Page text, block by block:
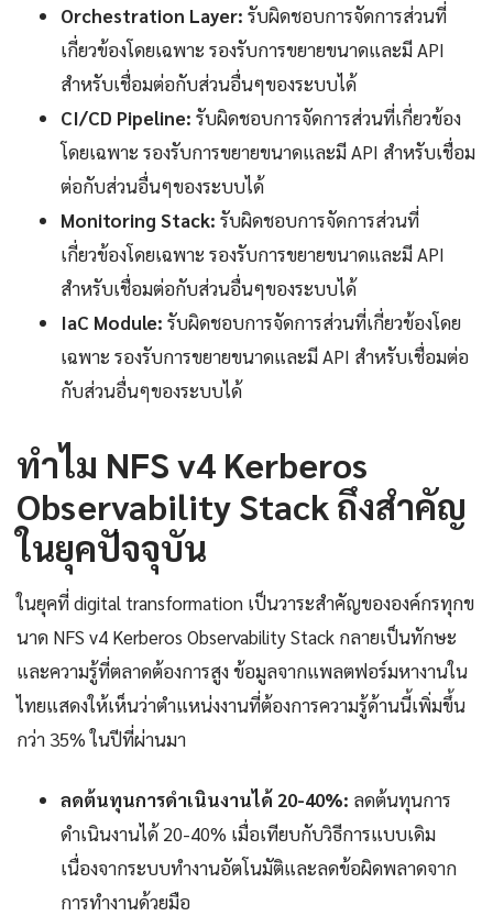
Orchestration Layer: รับผิดชอบการจัดการส่วนที่
เกี่ยวข้องโดยเฉพาะ รองรับการขยายขนาดและมี API
สำหรับเชื่อมต่อกับส่วนอื่นๆของระบบได้
CI/CD Pipeline: รับผิดชอบการจัดการส่วนที่เกี่ยวข้อง
โดยเฉพาะ รองรับการขยายขนาดและมี API สำหรับเชื่อม
ต่อกับส่วนอื่นๆของระบบได้
Monitoring Stack: รับผิดชอบการจัดการส่วนที่
เกี่ยวข้องโดยเฉพาะ รองรับการขยายขนาดและมี API
สำหรับเชื่อมต่อกับส่วนอื่นๆของระบบได้
IaC Module: รับผิดชอบการจัดการส่วนที่เกี่ยวข้องโดย
เฉพาะ รองรับการขยายขนาดและมี API สำหรับเชื่อมต่อ
กับส่วนอื่นๆของระบบได้
ทำไม NFS v4 Kerberos
Observability Stack ถึงสำคัญ
ในยุคปัจจุบัน
ในยุคที่ digital transformation เป็นวาระสำคัญขององค์กรทุกข
นาด NFS v4 Kerberos Observability Stack กลายเป็นทักษะ
และความรู้ที่ตลาดต้องการสูง ข้อมูลจากแพลตฟอร์มหางานใน
ไทยแสดงให้เห็นว่าตำแหน่งงานที่ต้องการความรู้ด้านนี้เพิ่มขึ้น
กว่า 35% ในปีที่ผ่านมา
ลดต้นทุนการดำเนินงานได้ 20-40%: ลดต้นทุนการ
ดำเนินงานได้ 20-40% เมื่อเทียบกับวิธีการแบบเดิม
เนื่องจากระบบทำงานอัตโนมัติและลดข้อผิดพลาดจาก
การทำงานด้วยมือ